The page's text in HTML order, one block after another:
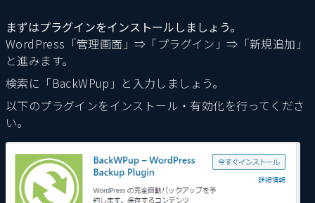
まずはプラグインをインストールしましょう。
WordPress「管理画面」⇒「プラグイン」⇒「新規追加」
と進みます。
検索に「BackWPup」と入力しましょう。
以下のプラグインをインストール・有効化を行ってくださ
い。